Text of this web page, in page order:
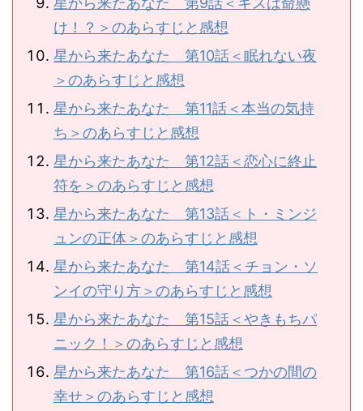
け！？＞のあらすじと感想
星から来たあなた 第10話＜眠れない夜
＞のあらすじと感想
星から来たあなた 第11話＜本当の気持
ち＞のあらすじと感想
星から来たあなた 第12話＜恋心に終止
符を＞のあらすじと感想
星から来たあなた 第13話＜ト・ミンジ
ュンの正体＞のあらすじと感想
星から来たあなた 第14話＜チョン・ソ
ンイの守り方＞のあらすじと感想
星から来たあなた 第15話＜やきもちパ
ニック！＞のあらすじと感想
星から来たあなた 第16話＜つかの間の
幸せ＞のあらすじと感想